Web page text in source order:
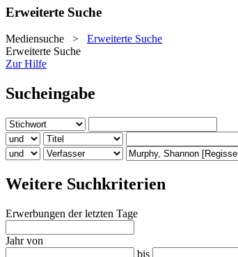
Erweiterte Suche
Mediensuche > Erweiterte Suche
Erweiterte Suche
Zur Hilfe
Sucheingabe
Weitere Suchkriterien
Erwerbungen der letzten Tage
Jahr von
bis